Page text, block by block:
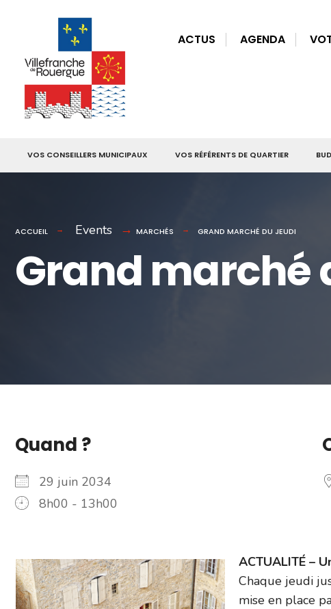
ACTUS AGENDA
VOS CONSEILLERS MUNICIPAUX VOS RÉFÉRENTS DE QUARTIER
ACCUEIL Events MARCHÉS GRAND MARCHÉ DU JEUDI
Grand marché
Quand ?
29 juin 2034
8h00 - 13h00
ACTUALITÉ –
Chaque jeudi
mise en place